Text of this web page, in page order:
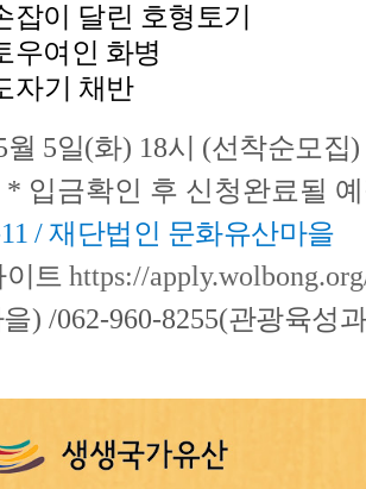
잡이 달린 호형토기
우여인 화병
자기 채반
월 5일(화) 18시 (선착순모집)
* 입금확인 후 신청완료될
/ 재단법인 문화유산마을
트 https://
) /062-960-8255(관광육성